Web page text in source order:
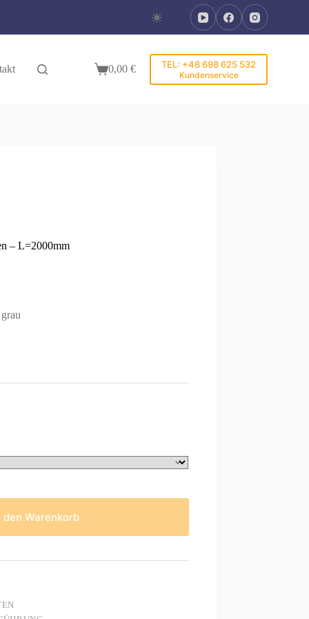
Warenkorb
0,00 € TEL: +48 698 625 532
Kundenservice
– L=2000mm
den Warenkorb